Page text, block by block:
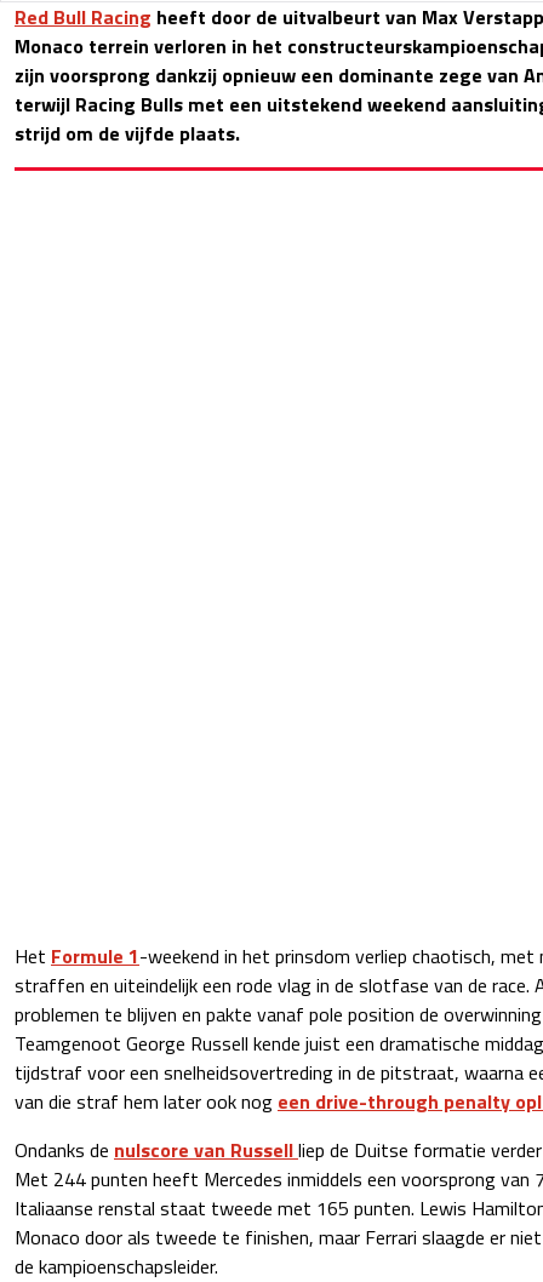
Red Bull Racing heeft door de uitvalbeurt van Max
Monaco terrein verloren in het
zijn voorsprong dankzij opnieuw een dominante zege van
terwijl Racing Bulls met een uitstekend weekend
strijd om de vijfde plaats.
Het Formule 1-weekend in het prinsdom verliep chaotisch, met
straffen en uiteindelijk een rode vlag in de slotfase van de race.
problemen te blijven en pakte vanaf pole position de
Teamgenoot George Russell kende juist een dramatische
tijdstraf voor een snelheidsovertreding in de pitstraat, waarna
van die straf hem later ook nog een drive-through penalty
Ondanks de nulscore van Russellliep de Duitse formatie
Met 244 punten heeft Mercedes inmiddels een voorsprong van
Italiaanse renstal staat tweede met 165 punten. Lewis
Monaco door als tweede te finishen, maar Ferrari slaagde er
de kampioenschapsleider.